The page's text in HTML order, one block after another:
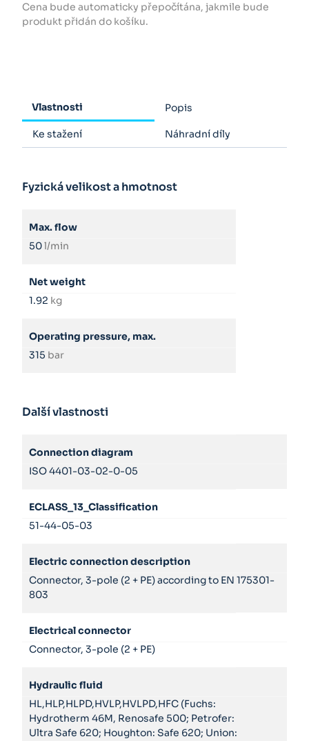
Cena bude automaticky přepočítána, jakmile bude
produkt přidán do košíku.
Vlastnosti Popis
Ke stažení Náhradní díly
Fyzická velikost a hmotnost
Max. flow
50l/min
Net weight
1.92 kg
Operating pressure, max.
315 bar
Další vlastnosti
Connection diagram
ISO 4401-03-02-0-05
ECLASS_13_Classification
51-44-05-03
Electric connection description
Connector, 3-pole (2 + PE) according to EN 175301-
803
Electrical connector
Connector, 3-pole (2 + PE)
Hydraulic fluid
HL,HLP,HLPD,HVLP,HVLPD,HFC (Fuchs:
Hydrotherm 46M, Renosafe 500; Petrofer:
Ultra Safe 620; Houghton: Safe 620; Union: